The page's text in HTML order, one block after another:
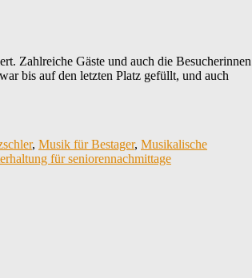
Zahlreiche Gäste und auch die Besucherinnen
bis auf den letzten Platz gefüllt, und auch
, Musik für Bestager, Musikalische
für seniorennachmittage